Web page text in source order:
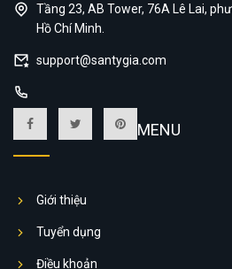
Tầng 23, AB Tower, 76A Lê Lai,
Hồ Chí Minh.
support@santygia.com
MENU
Giới thiệu
Tuyển dụng
Điều khoản